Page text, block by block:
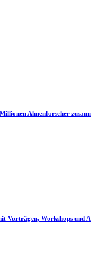
Ahnenforscher
Vorträgen, Workshops und